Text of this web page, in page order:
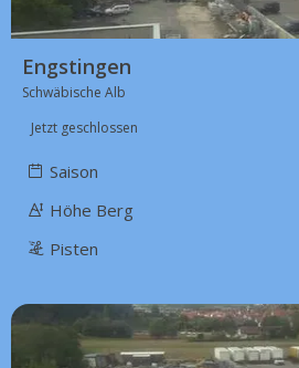
Engstingen
Schwäbische Alb
Jetzt geschlossen
Saison
Höhe Berg
Pisten